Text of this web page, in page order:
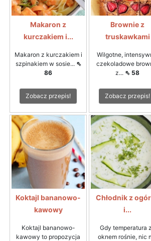
Makaron z
kurczakiem i...
Makaron z kurczakiem i
szpinakiem w sosie... ⇖
86
Zobacz przepis!
Brownie z
truskawkami
Wilgotne,
czekoladowe
z... ⇖ 58
Zobacz przepis!
Koktajl bananowo-
kawowy
Koktajl bananowo-
kawowy to propozycja
Chłodnik z
i...
Gdy temperatura
oknem rośnie, nic